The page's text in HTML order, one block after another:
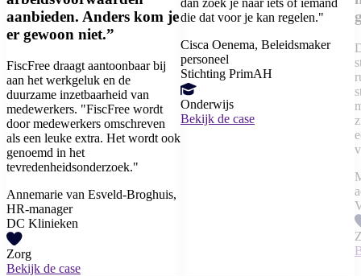
aanbieden. Anders kom je
er gewoon niet.”
FiscFree draagt aantoonbaar bij
aan het werkgeluk en de
duurzame inzetbaarheid van
medewerkers. "FiscFree wordt
door medewerkers omschreven
als een leuke extra. Het wordt ook
genoemd in het
tevredenheidsonderzoek."
Annemarie van Esveld-Broghuis,
HR-manager
DC Klinieken
Zorg
Bekijk de case
dan zoek je naar iets of iemand
die dat voor je kan regelen."
Cisca Oenema, Beleidsmaker
personeel
Stichting PrimAH
Onderwijs
Bekijk de case